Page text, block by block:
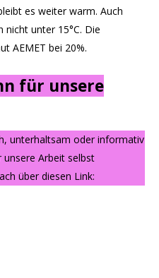
es weiter warm. Auch
unter 15°C. Die
AEMET bei 20%.
für unsere
unterhaltsam oder informativ
Arbeit selbst
über diesen Link: